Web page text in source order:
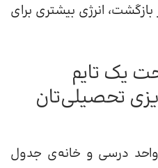
انرژی بیشتری برای
یک تایم
تحصیلی‌تان
درسی و خانه‌ی جدول